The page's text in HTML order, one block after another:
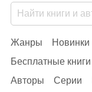
Жанры Новинки
Бесплатные книги
Авторы
Серии